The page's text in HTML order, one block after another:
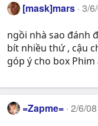
[mask]mars 3/
ngồi nhà sao đánh
bít nhiều thứ , cậu
góp ý cho box Phim
=Zapme= 2/6/08